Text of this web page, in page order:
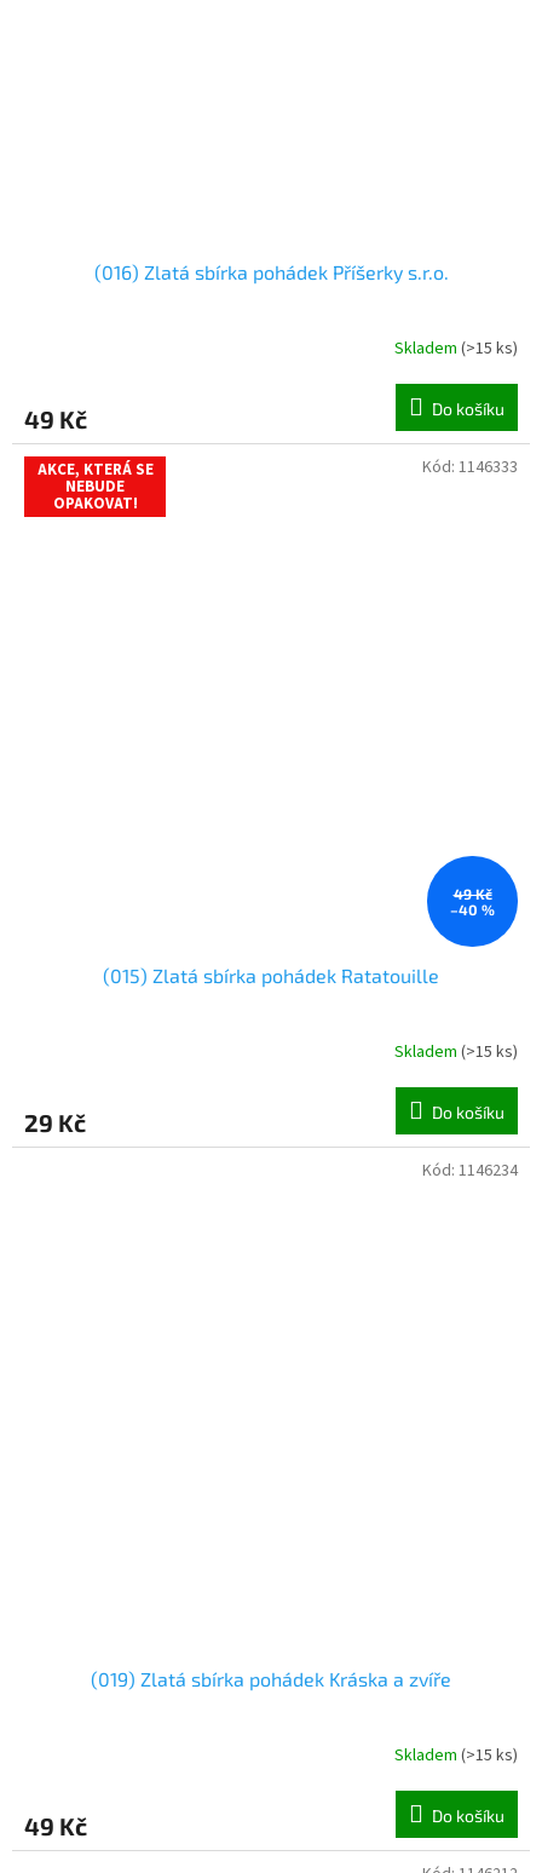
(016) Zlatá sbírka pohádek Příšerky s.r.o.
Skladem (>15 ks)
49 Kč Do košíku
AKCE, KTERÁ SE
NEBUDE
OPAKOVAT!
49 Kč
–40 %
(015) Zlatá sbírka pohádek Ratatouille
Skladem (>15 ks)
29 Kč Do košíku
Kód: 1146333
(019) Zlatá sbírka pohádek Kráska a zvíře
Skladem (>15 ks)
49 Kč Do košíku
Kód: 1146234